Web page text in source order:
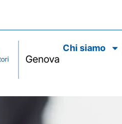
Chi siamo